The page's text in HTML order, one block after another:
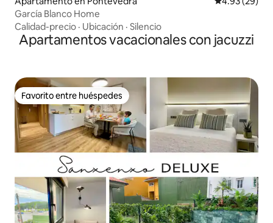
García Blanco Home
Calidad-precio · Ubicación · Silencio
Apartamentos vacacionales con jacuzzi
Favorito entre huéspedes
Favorito entre huéspedes